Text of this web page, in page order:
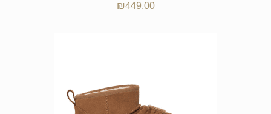
₪449.00